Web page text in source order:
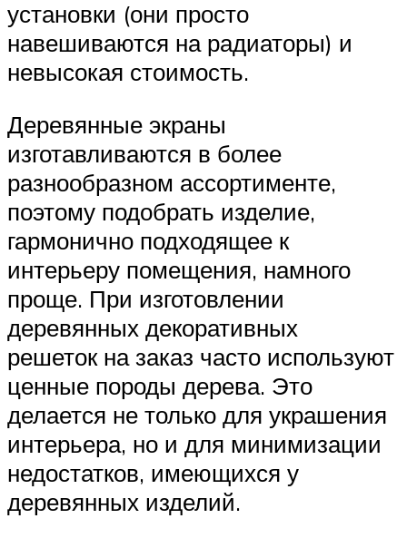
установки (они просто
навешиваются на радиаторы) и
невысокая стоимость.
Деревянные экраны
изготавливаются в более
разнообразном ассортименте,
поэтому подобрать изделие,
гармонично подходящее к
интерьеру помещения, намного
проще. При изготовлении
деревянных декоративных
решеток на заказ часто используют
ценные породы дерева. Это
делается не только для украшения
интерьера, но и для минимизации
недостатков, имеющихся у
деревянных изделий.